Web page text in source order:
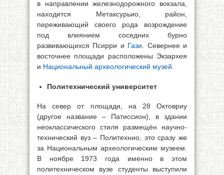
в направлении железнодорожного вокзала,
находится Метаксурьио, район,
переживающий своего рода возрождение
под влиянием соседних бурно
развивающихся Псирри и Гази . Севернее и
восточнее площади расположены Экзархея
и Национальный археологический музей
Политехнический университет
На север от площади, на 28 Октовриу
(другое название – Патиссион), в здании
неоклассического стиля размещён научно-
технический вуз – Политехнио, это сразу же
за Национальным археологическим музеем.
В ноябре 1973 года именно в этом
политехническом вузе студенты выступили